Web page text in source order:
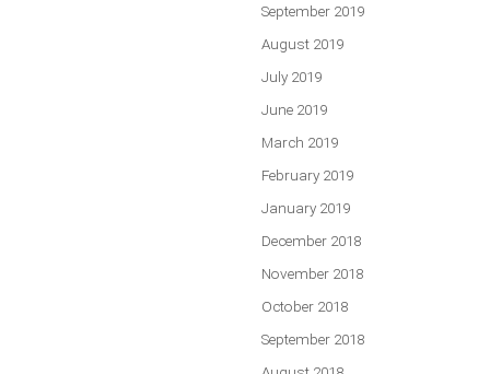
September 2019
August 2019
July 2019
June 2019
March 2019
February 2019
January 2019
December 2018
November 2018
October 2018
September 2018